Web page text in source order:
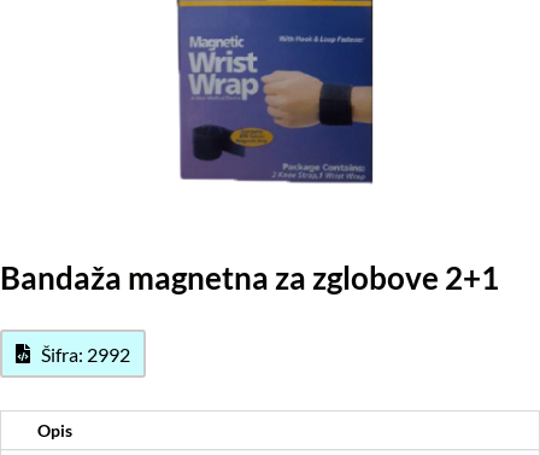
Bandaža magnetna za zglobove 2+1
Šifra: 2992
Opis